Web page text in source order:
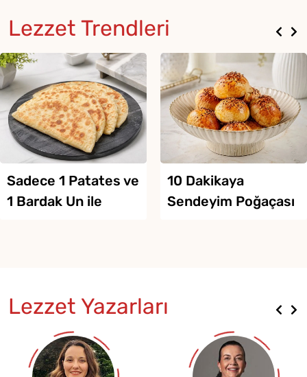
Lezzet Trendleri
10 Dakikaya
Sendeyim Poğaçası
Hazır Yufkadan
Yalancı Su Böreği
Lezzet Yazarları